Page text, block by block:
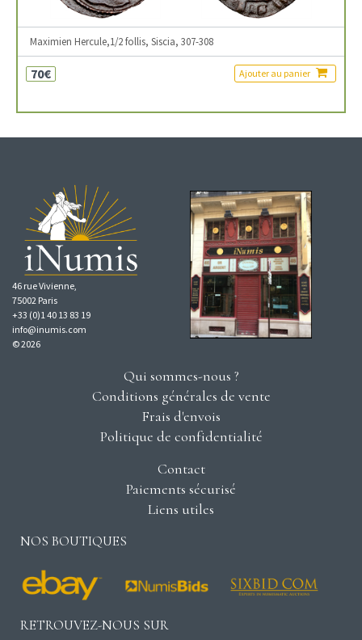
Maximien Hercule,1/2 follis, Siscia, 307-308
70€ Ajouter au panier
46 rue Vivienne,
75002 Paris
+33 (0)1 40 13 83 19
info@inumis.com
© 2026
Qui sommes-nous ?
Conditions générales de vente
Frais d'envois
Politique de confidentialité
Contact
Paiements sécurisé
Liens utiles
NOS BOUTIQUES
RETROUVEZ-NOUS SUR